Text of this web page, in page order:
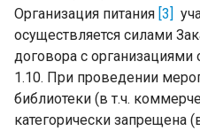
Организация питания [3]
осуществляется силами
договора с организациями
1.10. При проведении
библиотеки (в т.ч.
категорически запрещена